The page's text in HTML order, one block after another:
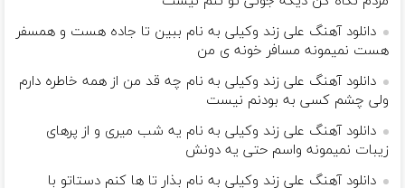
دانلود آهنگ علی زند وکیلی به نام ببین تا جاده هست و همسفر
هست نمیمونه مسافر خونه ی من
دانلود آهنگ علی زند وکیلی به نام چه قد من از همه خاطره دارم
ولی چشم كسی به بودنم نیست
دانلود آهنگ علی زند وکیلی به نام یه شب میرى و از پرهای
زيبات نمیمونه واسم حتی یه دونش
دانلود آهنگ علی زند وکیلی به نام بذار تا ها كنم دستاتو با